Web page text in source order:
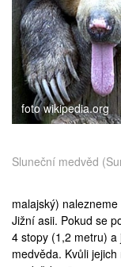
foto wikipedia.org
Sluneční medvěd
malajský)
Jižní asii. Pokud se
4 stopy (1,2 metru)
medvěda. Kvůli